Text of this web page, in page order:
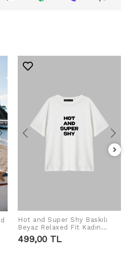
SEPETE EKLE
Hot and Super Shy Baskılı
Beyaz Relaxed Fit Kadın
Tshirt
499,00 TL